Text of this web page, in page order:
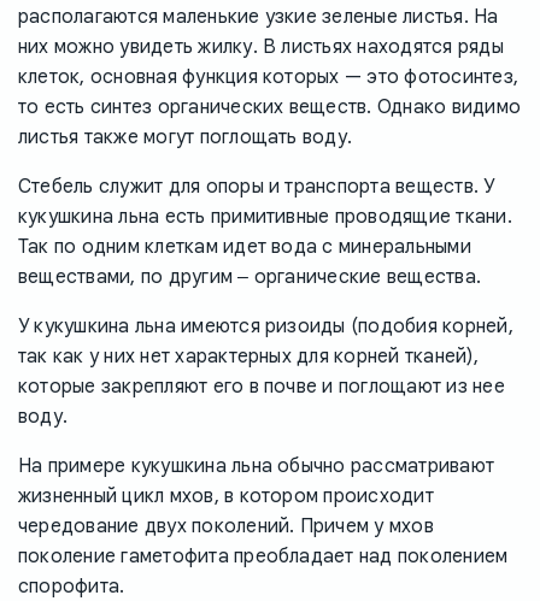
располагаются маленькие узкие зеленые листья. На
них можно увидеть жилку. В листьях находятся ряды
клеток, основная функция которых — это фотосинтез,
то есть синтез органических веществ. Однако видимо
листья также могут поглощать воду.
Стебель служит для опоры и транспорта веществ. У
кукушкина льна есть примитивные проводящие ткани.
Так по одним клеткам идет вода с минеральными
веществами, по другим ‒ органические вещества.
У кукушкина льна имеются ризоиды (подобия корней,
так как у них нет характерных для корней тканей),
которые закрепляют его в почве и поглощают из нее
воду.
На примере кукушкина льна обычно рассматривают
жизненный цикл мхов, в котором происходит
чередование двух поколений. Причем у мхов
поколение гаметофита преобладает над поколением
спорофита.